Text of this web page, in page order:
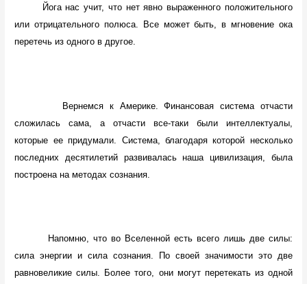
Йога нас учит, что нет явно выраженного положительного
или отрицательного полюса. Все может быть, в мгновение ока
перетечь из одного в другое.
Вернемся к Америке. Финансовая система отчасти
сложилась сама, а отчасти все-таки были интеллектуалы,
которые ее придумали. Система, благодаря которой несколько
последних десятилетий развивалась наша цивилизация, была
построена на методах сознания.
Напомню, что во Вселенной есть всего лишь две силы:
сила энергии и сила сознания. По своей значимости это две
равновеликие силы. Более того, они могут перетекать из одной